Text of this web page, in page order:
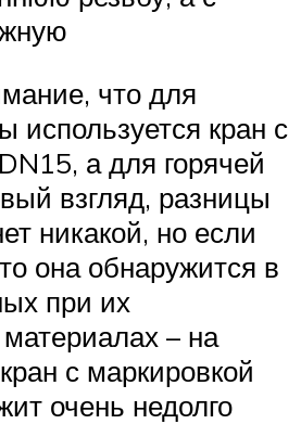
что для
используется кран с
а для горячей
взгляд, разницы
никакой, но если
она обнаружится в
при их
– на
с маркировкой
очень недолго